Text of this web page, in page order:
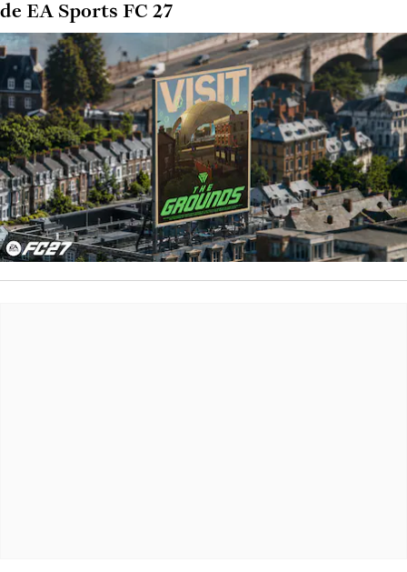
de EA Sports FC 27